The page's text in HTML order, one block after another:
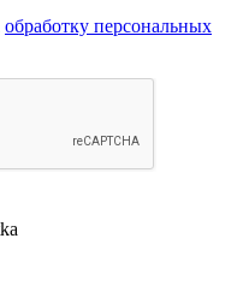
обработку персональных